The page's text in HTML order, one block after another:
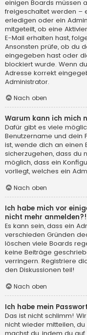
einigen Boards müssen
freigeschaltet werden –
erledigen oder ein
mitgeteilt, ob eine
E-Mail erhalten hast,
Ansonsten prüfe, ob du
eingegeben hast oder
blockiert wurde. Wenn
Adresse korrekt
Administrator.
Nach oben
Warum kann ich mich
Dafür gibt es viele
Benutzername und dein
ist, wende dich an einen
sicherzugehen, dass du
möglich, dass ein
vorliegt, welches ein
Nach oben
Ich habe mich vor
nicht mehr anmelden?!
Es kann sein, dass ein
verschieden Gründen
löschen viele Boards
keine Beiträge
verringern. Registriere
den Diskussionen teil!
Nach oben
Ich habe mein
Das ist nicht schlimm!
nicht wieder mitteilen,